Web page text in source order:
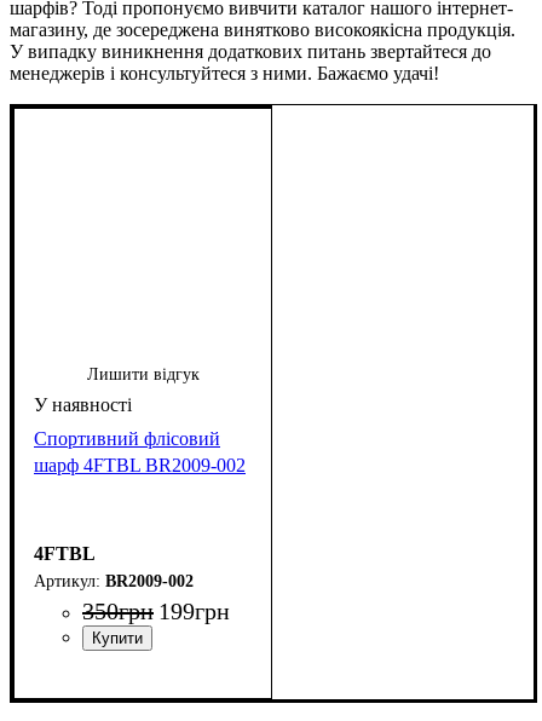
шарфів? Тоді пропонуємо вивчити каталог нашого інтернет-
магазину, де зосереджена винятково високоякісна продукція.
У випадку виникнення додаткових питань звертайтеся до
менеджерів і консультуйтеся з ними. Бажаємо удачі!
Лишити відгук
Спортивний флісовий
шарф 4FTBL BR2009-002
4FTBL
BR2009-002
350грн 199грн